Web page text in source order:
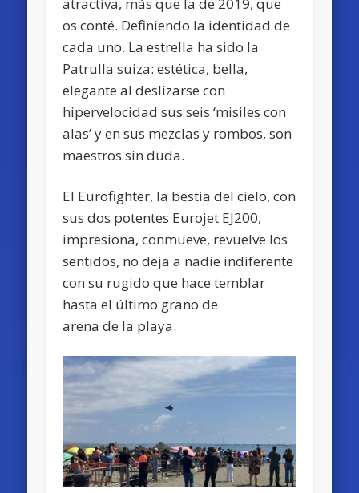
atractiva, más que la de 2019, que
os conté. Definiendo la identidad de
cada uno. La estrella ha sido la
Patrulla suiza: estética, bella,
elegante al deslizarse con
hipervelocidad sus seis ‘misiles con
alas’ y en sus mezclas y rombos, son
maestros sin duda.
El Eurofighter, la bestia del cielo, con
sus dos potentes Eurojet EJ200,
impresiona, conmueve, revuelve los
sentidos, no deja a nadie indiferente
con su rugido que hace temblar
hasta el último grano de
arena de la playa.